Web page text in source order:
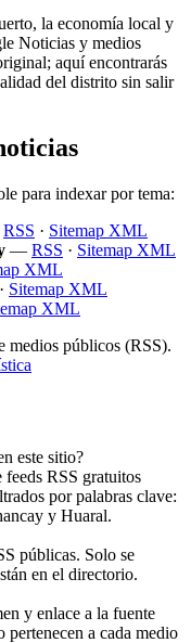
la economía local y
Noticias y medios
aquí encontrarás
del distrito sin salir
para indexar por tema:
RSS · Sitemap XML
— RSS · Sitemap XML
XML
· Sitemap XML
XML
medios públicos (RSS).
este sitio?
feeds RSS gratuitos
por palabras clave:
y Huaral.
públicas. Solo se
en el directorio.
y enlace a la fuente
a cada medio